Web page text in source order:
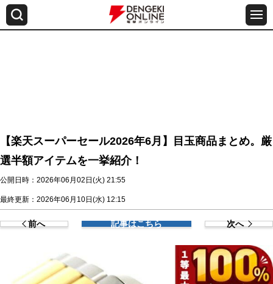
【楽天スーパーセール2026年6月】目玉商品まとめ。厳
選半額アイテムを一挙紹介！
公開日時：2026年06月02日(火) 21:55
最終更新：2026年06月10日(水) 12:15
前へ 記事はこちら 次へ